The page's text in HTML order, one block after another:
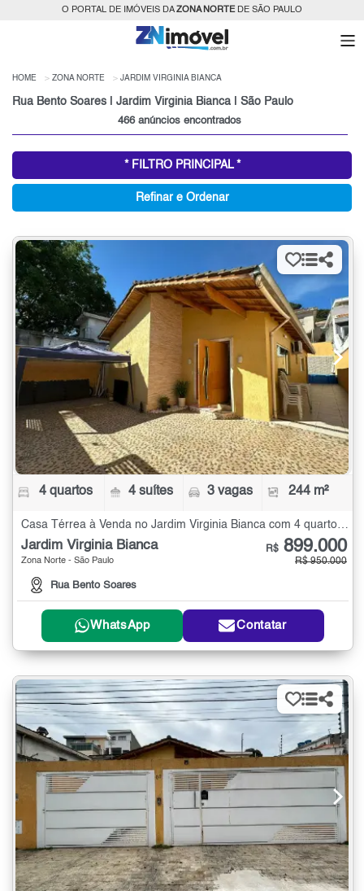
O PORTAL DE IMÓVEIS DAZONA NORTEDE SÃO PAULO
HOME ZONA NORTE JARDIM VIRGINIA BIANCA
Rua Bento Soares | Jardim Virginia Bianca | São Paulo
466 anúncios encontrados
* FILTRO PRINCIPAL *
Refinar e Ordenar
4 quartos 4 suítes 3 vagas 244 m²
Casa Térrea à Venda no Jardim Virginia Bianca com 4 quartos - 244 m²
Jardim Virginia Bianca
Zona Norte - São Paulo
Rua Bento Soares
R$ 899.000
R$ 950.000
WhatsApp Contatar